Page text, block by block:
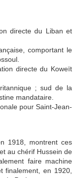
directe du Liban et
comportant le
directe du Koweït
; sud de la
mandataire.
pour Saint-Jean-
1918, montrent ces
au chérif Hussein de
faire machine
finalement, en 1920,